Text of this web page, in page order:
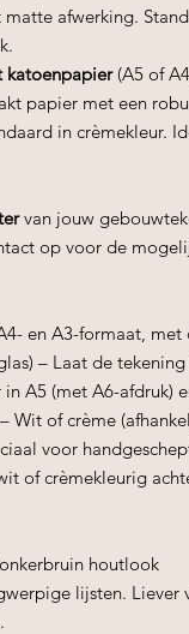
afwerking.
katoenpapier(A5 of
papier met een
in crèmekleur.
van jouw
op voor de
en A3-formaat, met
– Laat de tekening
A5 (met A6-afdruk)
Wit of crème
voor
of crèmekleurig
houtlook
lijsten. Liever